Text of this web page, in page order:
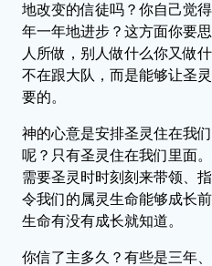
地改变的信徒吗？你自己觉
年一年地进步？这方面你要
人所做，别人做什么你又做
不在跟大队，而是能够让圣
要的。
神的心意是安排圣灵住在我
呢？只有圣灵住在我们里面
需要圣灵时时刻刻来带领、
令我们的属灵生命能够成长
生命有没有成长就知道。
你信了主多久？有些是三年